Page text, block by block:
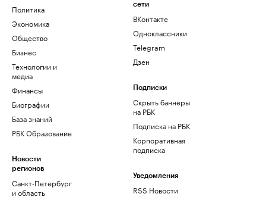
Политика
Экономика
Общество
Бизнес
Технологии и
медиа
Финансы
Биографии
База знаний
РБК Образование
Новости
регионов
Санкт-Петербург
и область
сети
ВКонтакте
Одноклассники
Telegram
Дзен
Подписки
Скрыть баннеры
на РБК
Подписка на РБК
Корпоративная
подписка
Уведомления
RSS Новости